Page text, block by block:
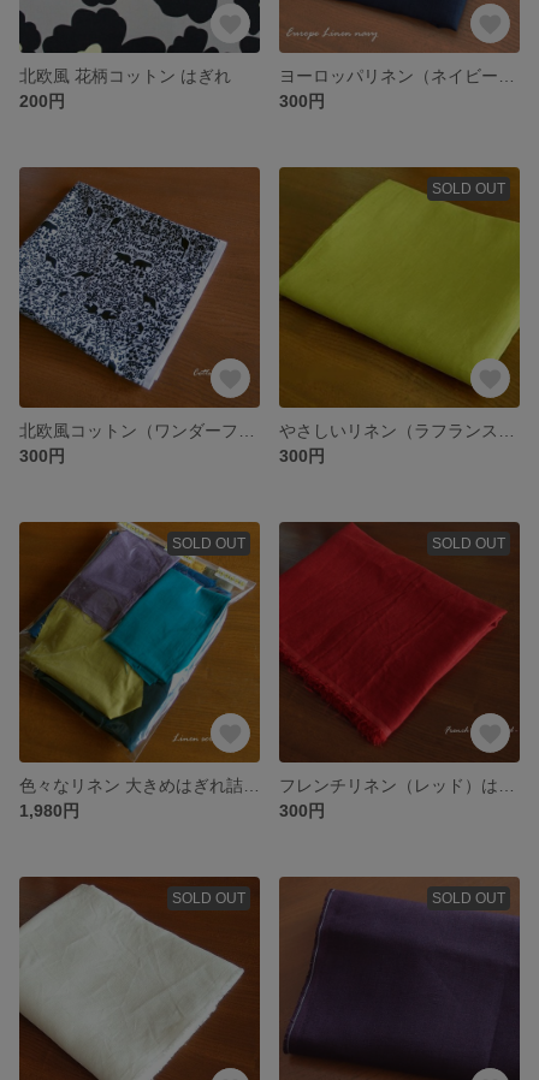
北欧風 花柄コットン はぎれ
200円
300円
300円
SOLD OUT
300円
SOLD OUT
1,980円
SOLD OUT
300円
SOLD OUT SOLD OUT